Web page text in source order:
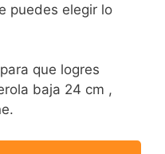
puedes elegir lo
que logres
baja 24 cm ,